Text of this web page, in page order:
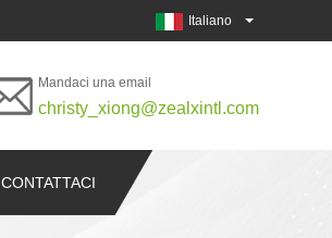
Italiano
Mandaci una email
christy_xiong@zealxintl.com
CONTATTACI